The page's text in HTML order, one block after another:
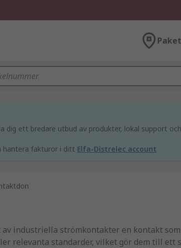
dig ett bredare utbud av produkter, lokal support
hantera fakturor i ditt Elfa-Distrelec account
industriella strömkontakter en kontakt som
relevanta standarder, vilket gör dem till